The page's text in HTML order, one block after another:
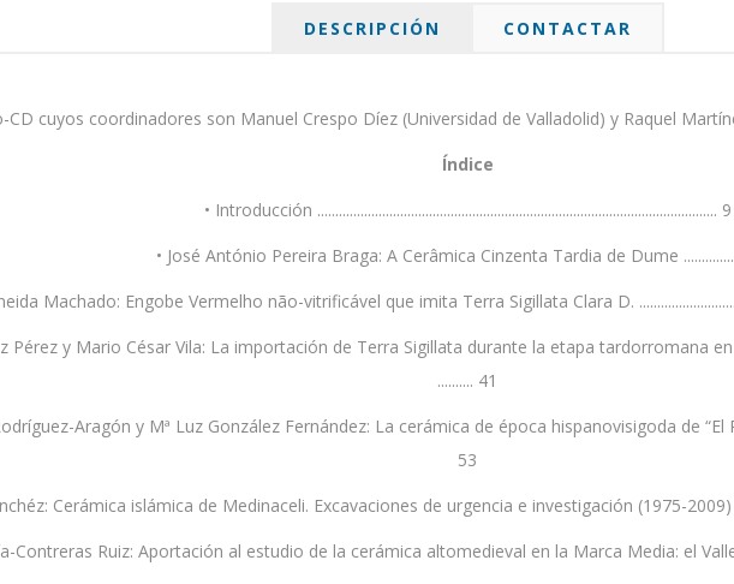
DESCRIPCIÓN CONTACTAR
CD cuyos coordinadores son Manuel Crespo Díez (Universidad de Valladolid) y Raquel
Índice
• Introducción ............................................................................................................... 9
• José António Pereira Braga: A Cerâmica Cinzenta Tardia de Dume
Machado: Engobe Vermelho não-vitrificável que imita Terra Sigillata Clara D.
Pérez y Mario César Vila: La importación de Terra Sigillata durante la etapa tardorromana
.......... 41
Aragón y Mª Luz González Fernández: La cerámica de época hispanovisigoda de “El
53
Cerámica islámica de Medinaceli. Excavaciones de urgencia e investigación (1975-2009)
Contreras Ruiz: Aportación al estudio de la cerámica altomedieval en la Marca Media: el Valle